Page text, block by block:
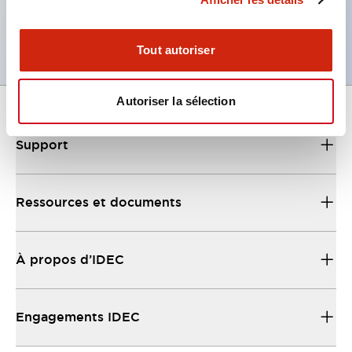
Tout autoriser
Autoriser la sélection
seule n'est pas un produit antidéflagrant.
Support
Ressources et documents
À propos d’IDEC
Engagements IDEC